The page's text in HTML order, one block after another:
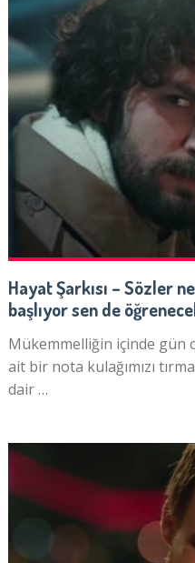
Hayat Şarkısı – Sözler
başlıyor sen de
Mükemmelliğin içinde gün
ait bir nota kulağımızı
dair …